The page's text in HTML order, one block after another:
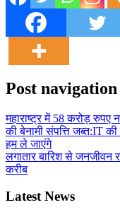
Post navigation
महाराष्ट्र में 58 करोड़
की बेनामी संपत्ति जब्त:IT की
हम ले जाएंगे
लगातार बारिश से जनजीवन
करीब
Latest News